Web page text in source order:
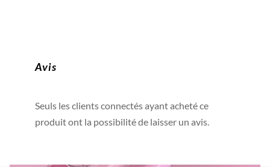
Avis
Seuls les clients connectés ayant acheté ce
produit ont la possibilité de laisser un avis.